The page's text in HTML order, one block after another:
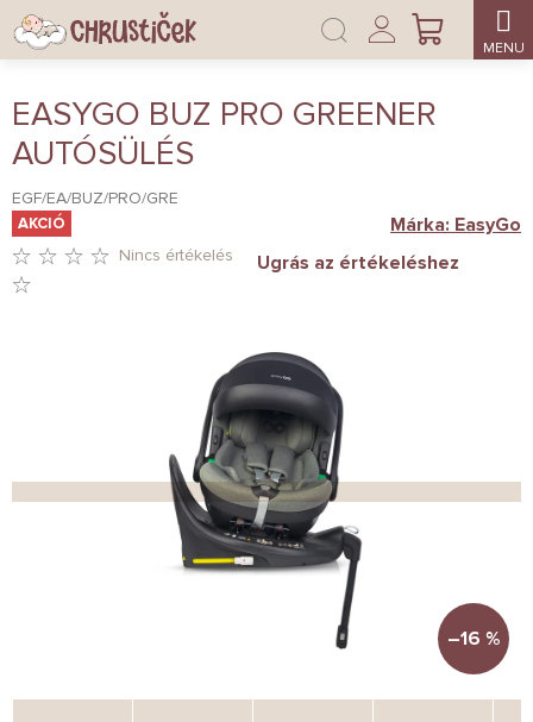
Ugrás
fő
KOSÁR
Bejelentkezés
EASYGO BUZ PRO GREENER
AUTÓSÜLÉS
EGF/EA/BUZ/PRO/GRE
AKCIÓ
CSILLAG.
Nincs értékelés Ugrás az értékeléshez
Márka: EasyGo
–16 %